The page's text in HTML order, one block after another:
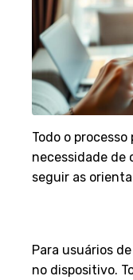
Todo o
necessidade de
seguir as
Para usuários
no dispositivo.